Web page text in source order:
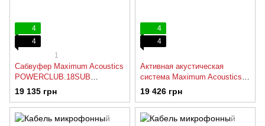
4
4
1
Сабвуфер Maximum Acoustics
POWERCLUB.18SUB
(Активный)
19 135 грн
4
4
Активная акустическая
система Maximum Acoustics
DIPRO.15
19 426 грн